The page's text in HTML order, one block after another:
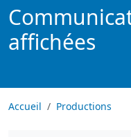
affichées
Accueil Productions